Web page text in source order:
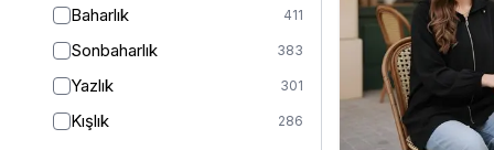
Baharlık 411
Sonbaharlık 383
Yazlık 301
Kışlık 286